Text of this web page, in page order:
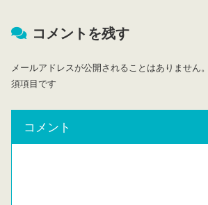
コメントを残す
メールアドレスが公開されることはありません。
須項目です
コメント